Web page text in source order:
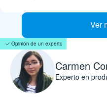
Ver
Opinión de un experto
Carmen
Experto en